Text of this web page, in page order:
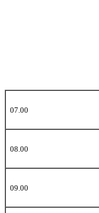
07.00
08.00
09.00